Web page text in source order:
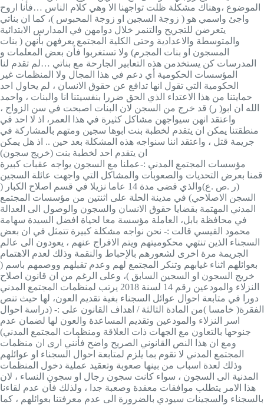
الموضوع ،وهناك مشكلة ظلت تواجهنا الا وهي كلام الناس …فأنا اروح
واجئ واسمي هو ( زوجة السجين او زوجة المحبوس )، كما ان بناتي
يتعرضن للتجريح والتنمر خلال دوامهن في المدارس الابتدائية
والمتوسطة والاعدادية وحتى الكلية المجتمع يعرفهن بأنهن ( بنات
المسجون او بنات المجرم) ولا تستغربوا فأن بعض المعلمات و
المدرسات كن يستخدمن هذه التعابير الجارحة مع بناتي …لم تقدم لنا
المؤسسات الحكومية أي دعم في هذا المجال ولا المنظمات غير
الحكومية التي تقول انها تدافع عن حقوق الانسان ، لم يحاول احد
حمايتنا من هذا الاعتداء الذي الحق ضررا بنفسيتنا انا والبنات ، واحمد
الله ان ابو( ر) قد خرج من السجن لان البنات اصبحت في سن الزواج ،
واعتقد انهن سيواجهن مشاكل كثيرة في هذا العمر، اذ لا احد في
منطقتنا يمكن ان يتقدم لخطبة بنت ابوها سجين ومتهم بالمشاركة في
جريمة قتل ، واعتقد اننا سنواجه هذه المشكلة بعد حين .. اذ هل يمكن
ان يتقدم احد لخطبة بنت (خريج سجون)
مؤسسات المجتمع المدني :-عملنا مع السجون يواجه عقبات كبيرة
قمنا بعرض التحديات والصعوبات والمشاكل التي واجهت عائلة السجين
(ر .ص .ع)والذي قضى مدة 14 عاما نزيلا في قسم اصلاح الكبار (
السجن الاصلاحي) في مدينة الحلة على اثنتين من مؤسسات المجتمع
المدني المهتمة بقضايا حقوق الانسان والسجون والوصول الى العدالة
في محافظة بابل، العاملة مؤسسة معا لحياة افضل السيدة سهامة
محمود القيسي قالت :- نحن نواجه مشكلة كبيرة تتمثل في ان بعض
السجناء الذين تنتهي محكوميتهم ويتم الافراج عنهم ، يعودون الى عالم
الجريمة مرة اخرى لشعورهم بالإحباط والنقمة وذلك لعدم الاهتمام
بعوائلهم اثناء غيابهم وتنكر المجتمع لهم وعدم تقبلهم ووصمهم باسم (
خريج السجون او السجين السابق )، وعلى الرغم من ان قانون اصلاح
النزلاء والمودعين رقم 14 لسنة 2018 يرتب لمنظمات المجتمع المدني
دورا في متابعة احوال عوائل السجناء بغية تقديم العون، لها حيث تنص
الفقرة( خامسا )من المادة الثالثة / اهداف القانون على :- (دراسة احوال
اسر النزلاء والمودعين وتقديم المساعدة والعون لها لضمان عدم
جنوحها بالتعاون مع الجهات ذات العلاقة ومنظمات المجتمع المدني)
ومع ان هذا النص القانوني الصريح واضح فأنني ارى ان منظمات
المجتمع المدني لا تقوم بما يلزم لمتابعة احوال السجناء او عوائلهم
وذلك لعدة اسباب من بينها صعوبة وتعقيد عملية دخول المنظمات
المدنية الى السجون ، سواء كانت سجون رجال او سجون النساء ، لان
هذا الامر يتطلب موافقات معقدة وصعبة جدا ، ولذلك فأن عدم لقاءنا
بالسجناء والسجينات سيودي بالضرورة الى عدم معرفتنا بعوائلهم ، كما